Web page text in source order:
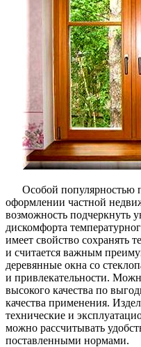
Особой популярностью
оформлении частной
возможность подчеркнуть
дискомфорта
имеет свойство сохранять
и считается важным
деревянные окна со
и привлекательности.
высокого качества по
качества применения.
технические и
можно рассчитывать
поставленными нормами.